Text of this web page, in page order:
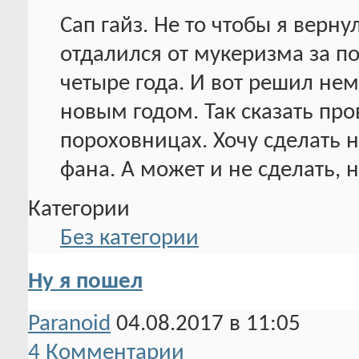
Сап гайз. Не то чтобы я
отдалился от мукеризма за
четыре года. И вот решил
новым годом. Так сказать
пороховницах. Хочу сделать
фана. А может и не сделать,
Категории
Без категории
Ну я пошел
Paranoid 04.08.2017 в 11:05
4 Комментарии